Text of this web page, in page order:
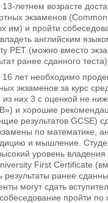
летнем возрасте
экзаменов
им) и пройти
английским
PET (можно вместо
ранее сданного теста).
16 лет необходимо
экзаменов за курс
них 3 с оценкой не
и хорошие
результатов GCSE)
по математике,
и мышление.
уровень
First Certificate
ранее
могут сдать
пройти по